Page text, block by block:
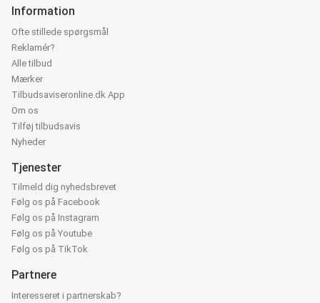
Information
Ofte stillede spørgsmål
Reklamér?
Alle tilbud
Mærker
Tilbudsaviseronline.dk App
Om os
Tilføj tilbudsavis
Nyheder
Tjenester
Tilmeld dig nyhedsbrevet
Følg os på Facebook
Følg os på Instagram
Følg os på Youtube
Følg os på TikTok
Partnere
Interesseret i partnerskab?